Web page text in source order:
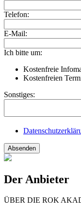
Telefon:
E-Mail:
Ich bitte um:
Kostenfreie
Kostenfreien
Sonstiges:
Absenden
Der Anbieter
ÜBER DIE ROK